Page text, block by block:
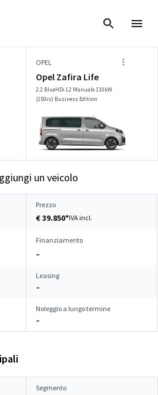
OPEL
Opel Zafira Life
2.2 BlueHDi L2 Manuale 110kW
(150cv) Business Edition
un veicolo
Prezzo
€ 39.850*IVA incl.
Finanziamento
–
Leasing
–
Noleggio a lungo termine
–
Segmento